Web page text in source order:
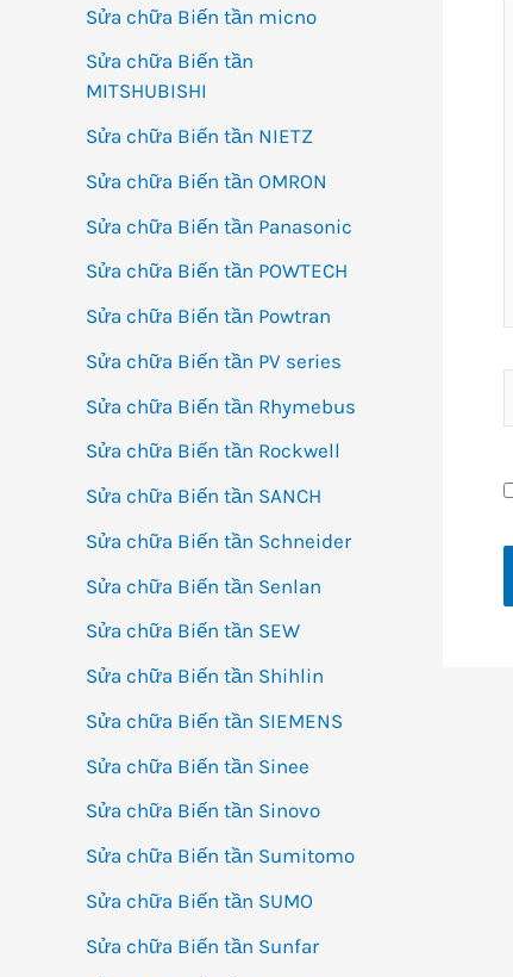
Sửa chữa Biến tần micno
Sửa chữa Biến tần
MITSHUBISHI
Sửa chữa Biến tần NIETZ
Sửa chữa Biến tần OMRON
Sửa chữa Biến tần Panasonic
Sửa chữa Biến tần POWTECH
Sửa chữa Biến tần Powtran
Sửa chữa Biến tần PV series
Sửa chữa Biến tần Rhymebus
Sửa chữa Biến tần Rockwell
Sửa chữa Biến tần SANCH
Sửa chữa Biến tần Schneider
Sửa chữa Biến tần Senlan
Sửa chữa Biến tần SEW
Sửa chữa Biến tần Shihlin
Sửa chữa Biến tần SIEMENS
Sửa chữa Biến tần Sinee
Sửa chữa Biến tần Sinovo
Sửa chữa Biến tần Sumitomo
Sửa chữa Biến tần SUMO
Sửa chữa Biến tần Sunfar